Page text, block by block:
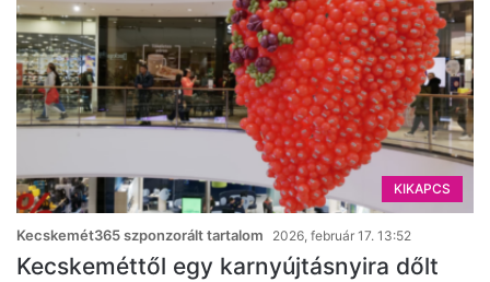
KIKAPCS
Kecskemét365 szponzorált tartalom 2026, február 17. 13:52
Kecskeméttől egy karnyújtásnyira dőlt